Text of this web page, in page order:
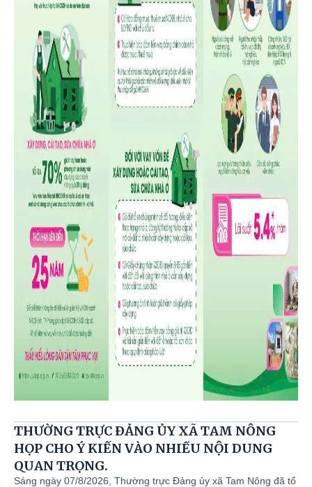
THƯỜNG TRỰC ĐẢNG ỦY XÃ TAM NÔNG
HỌP CHO Ý KIẾN VÀO NHIỀU NỘI DUNG
QUAN TRỌNG.
Sáng ngày 07/8/2026, Thường trực Đảng ủy xã Tam Nông đã tổ